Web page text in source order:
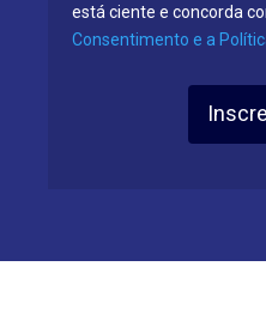
está ciente e concorda
Consentimento e a